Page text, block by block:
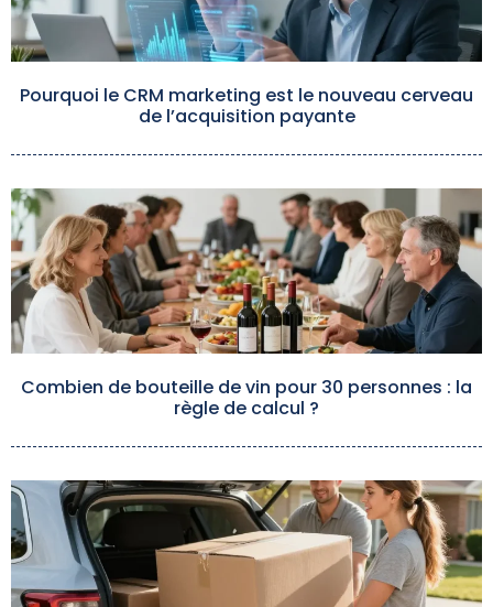
Pourquoi le CRM marketing est le nouveau cerveau
de l’acquisition payante
Combien de bouteille de vin pour 30 personnes : la
règle de calcul ?